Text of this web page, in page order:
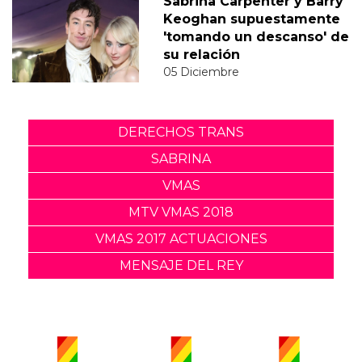
Keoghan supuestamente
'tomando un descanso' de
su relación
05 Diciembre
DERECHOS TRANS
SABRINA
VMAS
MTV VMAS 2018
VMAS 2017 ACTUACIONES
MENSAJE DEL REY